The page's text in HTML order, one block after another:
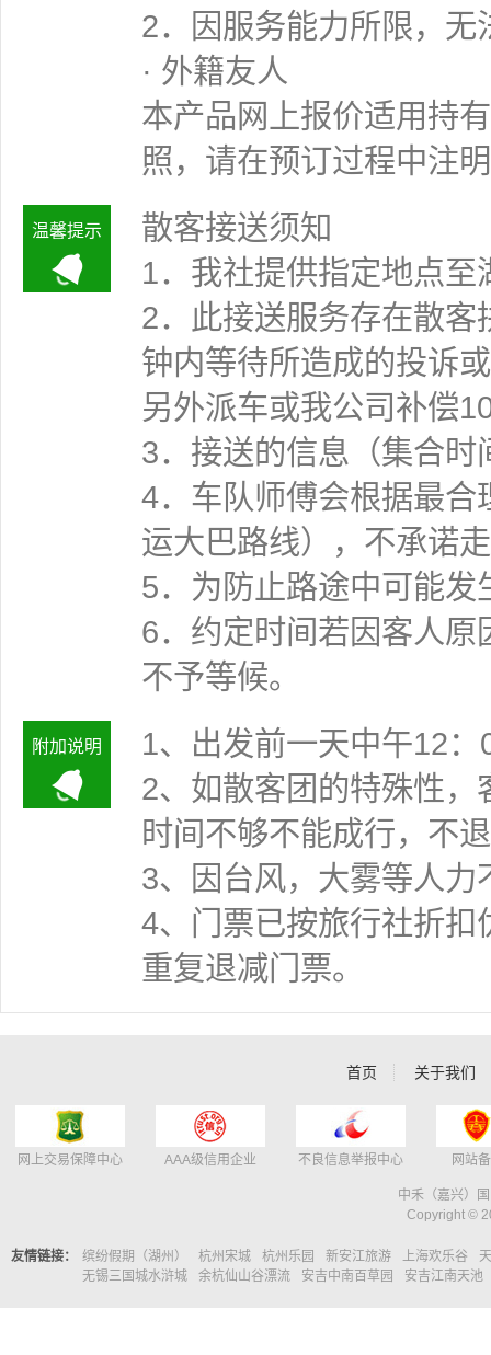
2．因服务能力所限，
· 外籍友人
本产品网上报价适用持
照，请在预订过程中注
温馨提示
散客接送须知
1．我社提供指定地点
2．此接送服务存在散
钟内等待所造成的投诉
另外派车或我公司补偿
3．接送的信息（集合
4．车队师傅会根据最
运大巴路线），不承诺
5．为防止路途中可能
6．约定时间若因客人
不予等候。
附加说明
1、出发前一天中午12
2、如散客团的特殊性
时间不够不能成行
3、因台风，大雾等人
4、门票已按旅行社折
重复退减门票。
首页 关于我们
网上交易保障中心 AAA级信用企业 不良信息举报中心 网站
中禾（嘉兴）
Copyright ©
友情链接： 缤纷假期（湖州） 杭州宋城 杭州乐园 新安江旅游 上海欢乐谷
无锡三国城水浒城
余杭仙山谷漂流 安吉中南百草园 安吉江南天池